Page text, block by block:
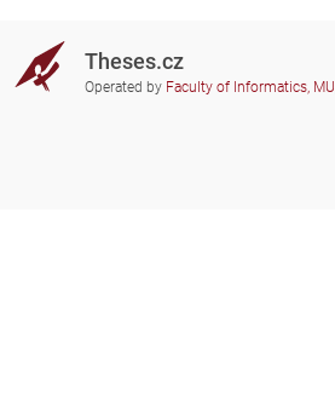
Theses.cz
Operated by Faculty of Informatics, MU